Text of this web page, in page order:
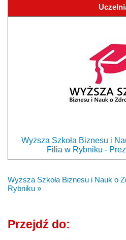
Wyższa Szkoła Biznesu i
Filia w Rybniku -
Wyższa Szkoła Biznesu i Nauk o
Rybniku »
Przejdź do: